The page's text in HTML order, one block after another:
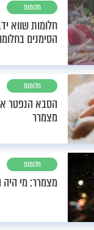
חלומות
חלומות שווא
הסימנים
חלומות
הסבא הנפטר
מצמרר
חלומות
מצמרר: מי היה